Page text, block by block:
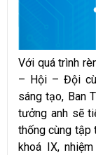
Với quá trình
– Hội – Đội
sáng tạo, Ban
tưởng anh sẽ
thống cùng tập
khoá IX,